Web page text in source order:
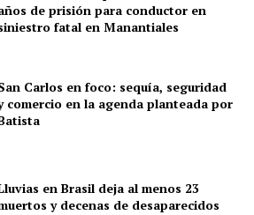
de prisión para conductor en
fatal en Manantiales
Carlos en foco: sequía, seguridad
comercio en la agenda planteada por
en Brasil deja al menos 23
y decenas de desaparecidos